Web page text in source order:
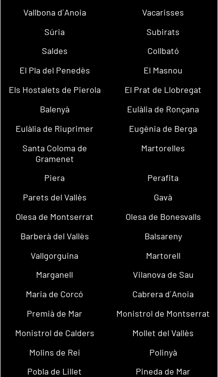
Vallbona d´Anoia
Vacarisses
Súria
Subirats
Saldes
Collbató
El Pla del Penedès
El Masnou
Els Hostalets de Pierola
El Prat de Llobregat
Balenyà
Eulàlia de Ronçana
Eulàlia de Riuprimer
Eugènia de Berga
Santa Coloma de
Gramenet
Martorelles
Piera
Perafita
Parets del Vallès
Gavà
Olesa de Montserrat
Olesa de Bonesvalls
Barberà del Vallès
Balsareny
Vallgorguina
Martorell
Marganell
Vilanova de Sau
Maria de Corcó
Cabrera d´Anoia
Premià de Mar
Monistrol de Montserrat
Monistrol de Calders
Mollet del Vallès
Molins de Rei
Polinyà
Pobla de Lillet
Pineda de Mar